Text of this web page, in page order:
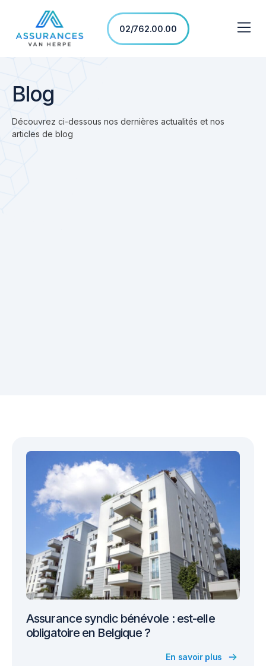
02/762.00.00
Blog
Découvrez ci-dessous nos dernières actualités et nos
articles de blog
Assurance syndic bénévole : est-elle
obligatoire en Belgique ?
En savoir plus